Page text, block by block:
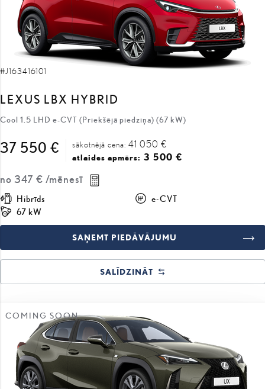
#J163416101
LEXUS LBX HYBRID
Cool 1.5 LHD e-CVT (Priekšējā piedziņa) (67 kW)
37 550 € sākotnējā cena: 41 050 €
atlaides apmērs: 3 500 €
no 347 € /mēnesī
Hibrīds
e-CVT
67 kW
SAŅEMT PIEDĀVĀJUMU
SALĪDZINĀT
COMING SOON